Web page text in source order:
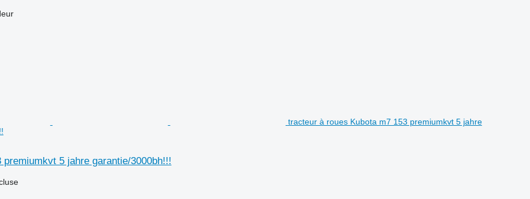
tracteur à roues Kubota m7 153 premiumkvt 5 jahre
premiumkvt 5 jahre garantie/3000bh!!!